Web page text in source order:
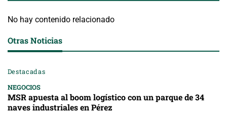
No hay contenido relacionado
Otras Noticias
Destacadas
NEGOCIOS
MSR apuesta al boom logístico con un parque de 34
naves industriales en Pérez